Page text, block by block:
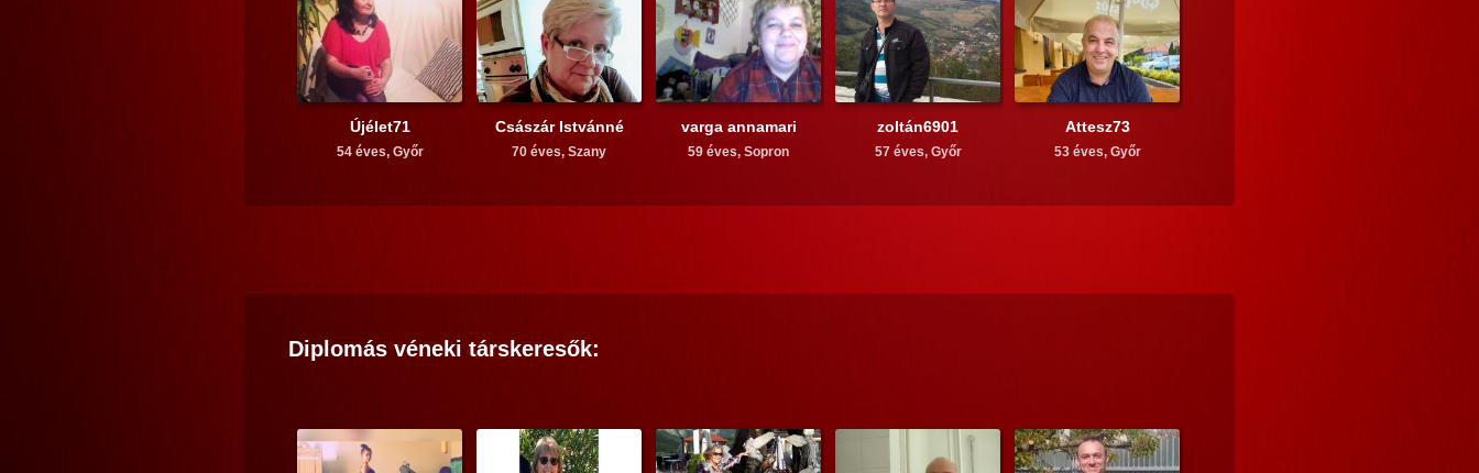
Újélet71
54 éves, Győr
Császár Istvánné
70 éves, Szany
varga annamari
59 éves, Sopron
zoltán6901
57 éves, Győr
Attesz73
53 éves, Győr
Diplomás véneki társkeresők: